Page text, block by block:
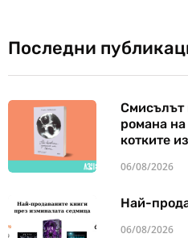
Последни
Смисълът
романа
котките
06/08/2026
Най-
06/08/2026